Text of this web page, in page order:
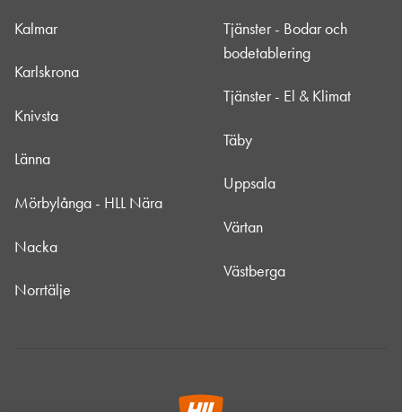
Kalmar
Karlskrona
Knivsta
Länna
Mörbylånga - HLL Nära
Nacka
Norrtälje
Tjänster - Bodar och
bodetablering
Tjänster - El & Klimat
Täby
Uppsala
Värtan
Västberga